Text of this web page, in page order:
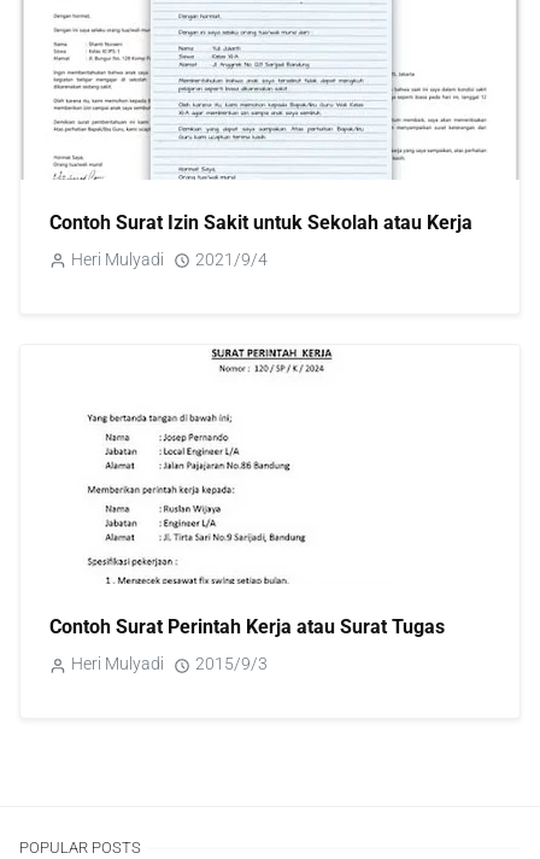
Contoh Surat Izin Sakit untuk Sekolah atau Kerja
Heri Mulyadi 2021/9/4
Contoh Surat Perintah Kerja atau Surat Tugas
Heri Mulyadi 2015/9/3
POPULAR POSTS